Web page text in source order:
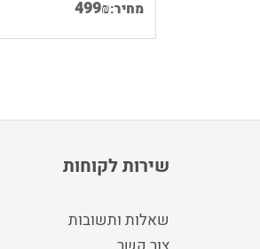
מחיר: 499₪
שירות לקוחות
שאלות ותשובות